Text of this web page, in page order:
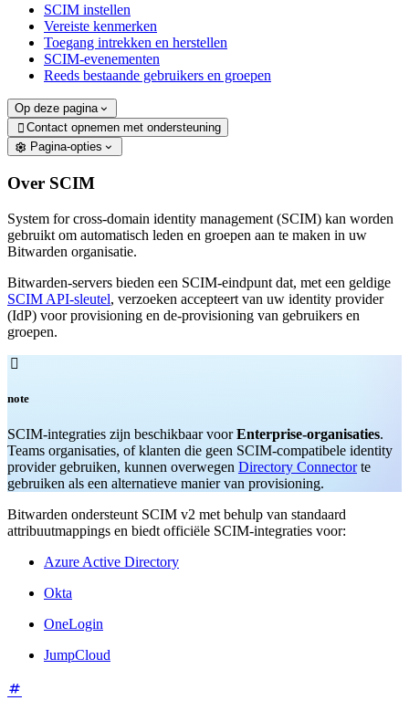
SCIM instellen
Vereiste kenmerken
Toegang intrekken en herstellen
SCIM-evenementen
Reeds bestaande gebruikers en groepen
Op deze pagina
 Contact opnemen met ondersteuning
Pagina-opties
Over SCIM
System for cross-domain identity management (SCIM) kan worden
gebruikt om automatisch leden en groepen aan te maken in uw
Bitwarden organisatie.
Bitwarden-servers bieden een SCIM-eindpunt dat, met een geldige
SCIM API-sleutel, verzoeken accepteert van uw identity provider
(IdP) voor provisioning en de-provisioning van gebruikers en
groepen.

note
SCIM-integraties zijn beschikbaar voorEnterprise-organisaties.
Teams organisaties, of klanten die geen SCIM-compatibele identity
provider gebruiken, kunnen overwegen Directory Connectorte
gebruiken als een alternatieve manier van provisioning.
Bitwarden ondersteunt SCIM v2 met behulp van standaard
attribuutmappings en biedt officiële SCIM-integraties voor:
Azure Active Directory
Okta
OneLogin
JumpCloud